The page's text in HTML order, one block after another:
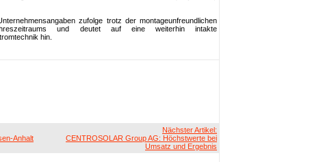
zufolge trotz der montageunfreundlichen
und deutet auf eine weiterhin intakte
hin.
Anhalt
Nächster Artikel:
CENTROSOLAR Group AG: Höchstwerte bei
Umsatz und Ergebnis